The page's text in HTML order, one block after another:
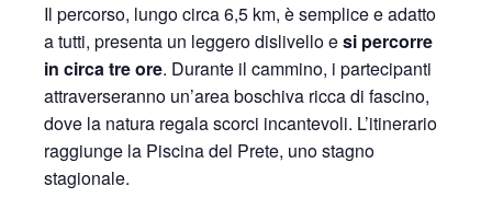
Il percorso, lungo circa 6,5 km, è semplice e adatto
a tutti, presenta un leggero dislivello esi percorre
in circa tre ore. Durante il cammino, i partecipanti
attraverseranno un’area boschiva ricca di fascino,
dove la natura regala scorci incantevoli. L’itinerario
raggiunge la Piscina del Prete, uno stagno
stagionale.